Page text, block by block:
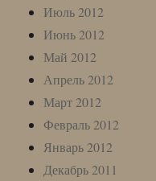
Июль 2012
Июнь 2012
Май 2012
Апрель 2012
Март 2012
Февраль 2012
Январь 2012
Декабрь 2011